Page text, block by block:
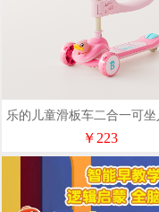
乐的儿童滑板车二合一可
孩礼物宝宝玩具LD-
￥223